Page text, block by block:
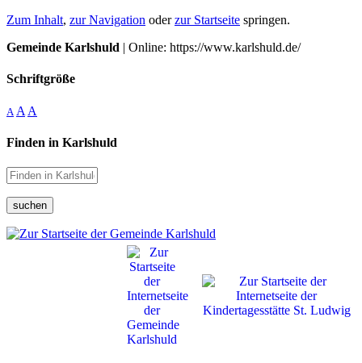
Zum Inhalt, zur Navigation oderzur Startseite springen.
Gemeinde Karlshuld | Online: https://www.karlshuld.de/
Schriftgröße
A A A
Finden in Karlshuld
suchen